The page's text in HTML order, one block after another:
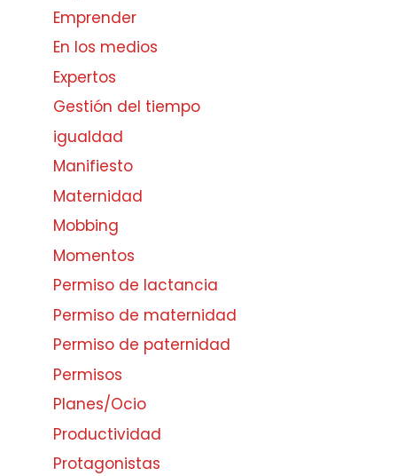
Emprender
En los medios
Expertos
Gestión del tiempo
igualdad
Manifiesto
Maternidad
Mobbing
Momentos
Permiso de lactancia
Permiso de maternidad
Permiso de paternidad
Permisos
Planes/Ocio
Productividad
Protagonistas